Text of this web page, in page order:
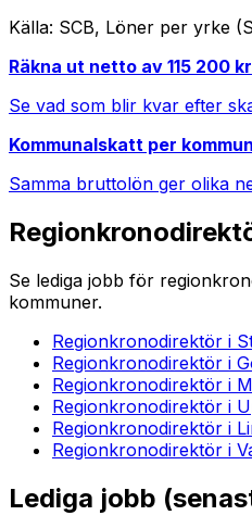
Källa: SCB, Löner per yrke
Räkna ut netto av 115 200 kr
Se vad som blir kvar efter
Kommunalskatt per kommun
Samma bruttolön ger olika
Se lediga jobb för
kommuner.
Regionkronodirektör i
Regionkronodirektör i
Regionkronodirektör i
Regionkronodirektör i
Regionkronodirektör i
Regionkronodirektör i
Lediga jobb (